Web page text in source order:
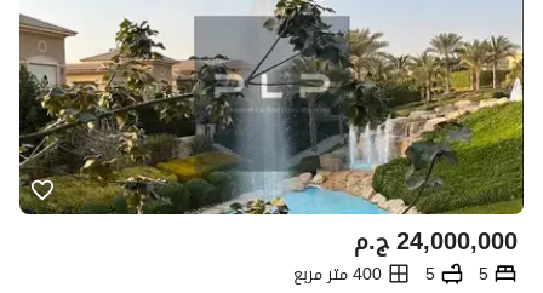
ج.م24,000,000
5
5
400 متر مربع